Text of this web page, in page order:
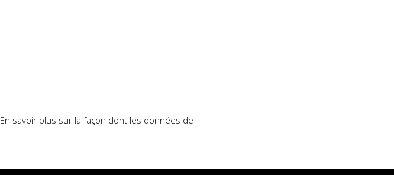
En savoir plus sur la façon dont les données de